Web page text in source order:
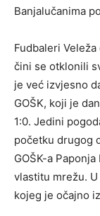
Banjalučanima
Fudbaleri
čini se otklonili
je već izvjesno
GOŠK, koji je
1:0. Jedini
početku drugog
GOŠK-a
vlastitu mrežu.
kojeg je očajno